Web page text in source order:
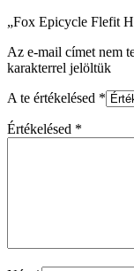
„Fox Epicycle Flefit
Az e-mail címet nem
karakterrel jelöltük
A te értékelésed *
Értékelésed *